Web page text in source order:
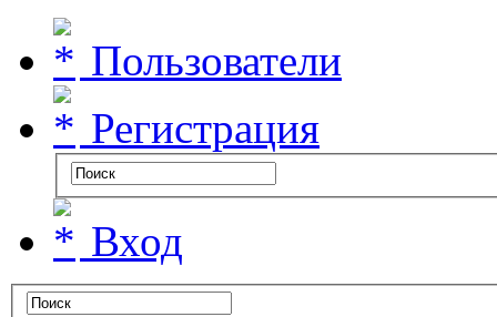
Пользователи
Регистрация
Вход